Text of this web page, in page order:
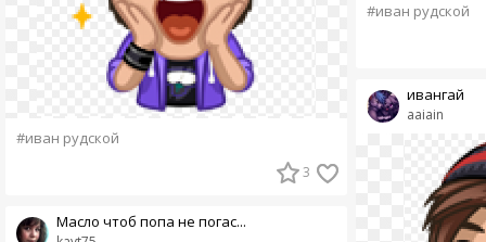
#иван рудской
3
Масло чтоб попа не погас...
#иван рудской
aaiain
ивангай